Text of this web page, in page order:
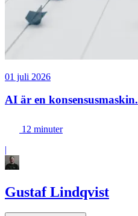
01 juli 2026
AI är en konsensusmaskin.
12 minuter
|
Gustaf Lindqvist